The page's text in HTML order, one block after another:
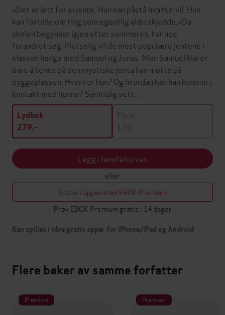
«Det er lett for ei jente. Hun kan påstå hva hun vil. Hun
kan fortelle om ting som egentlig aldri skjedde.»Da
skolen begynner igjen etter sommeren, har noe
forandret seg. Plutselig vil de mest populære jentene i
klassen henge med Samuel og Jonas. Men Samuel klarer
bare å tenke på den mystiske jenta han møtte på
byggeplassen. Hvem er hun? Og hvordan kan han komme i
kontakt med henne? Samtidig sett…
Lydbok
279,-
Ebok
199,-
Legg i handlekurven
eller
Gratis i appen med EBOK Premium
Prøv EBOK Premium gratis i 14 dager
Kan spilles i våre gratis apper for iPhone/iPad og Android
Flere bøker av samme forfatter
Premium Premium